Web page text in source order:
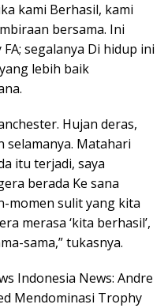
kami Berhasil, kami
bersama. Ini
segalanya Di hidup ini
lebih baik
Hujan deras,
selamanya. Matahari
itu terjadi, saya
berada Ke sana
momen sulit yang kita
merasa ‘kita berhasil’,
sama,” tukasnya.
Indonesia News: Andre
Mendominasi Trophy